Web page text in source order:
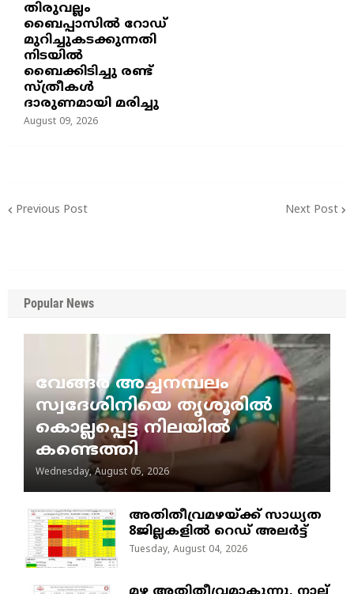
തിരുവല്ലം
ബൈപ്പാസില്‍ റോഡ്
മുറിച്ചുകടക്കുന്നതി
നിടയില്‍
ബൈക്കിടിച്ചു രണ്ട്
സ്ത്രീകള്‍
ദാരുണമായി മരിച്ചു
August 09, 2026
Previous Post Next Post
Popular News
വേങ്ങര അച്ചനമ്പലം
സ്വദേശിനിയെ തൃശൂരിൽ
കൊല്ലപ്പെട്ട നിലയിൽ
കണ്ടെത്തി
Wednesday, August 05, 2026
അതിതീവ്രമഴയ്ക്ക് സാധ്യത
8ജില്ലകളിൽ റെഡ് അലർട്ട്
Tuesday, August 04, 2026